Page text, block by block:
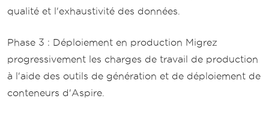
qualité et l'exhaustivité des données.
Phase 3 : Déploiement en production Migrez
progressivement les charges de travail de production
à l'aide des outils de génération et de déploiement de
conteneurs d'Aspire.